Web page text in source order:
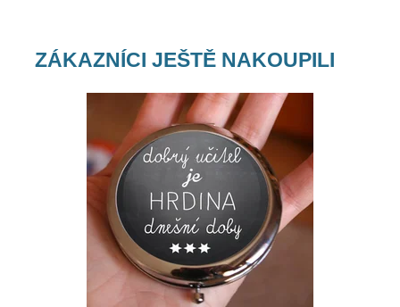
ZÁKAZNÍCI JEŠTĚ NAKOUPILI
Dostupnost: Skladem